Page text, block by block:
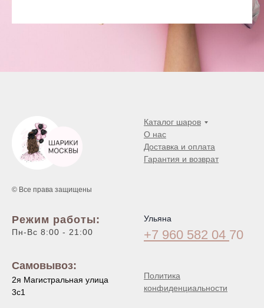
© Все права защищены
Каталог шаров
О нас
Доставка и оплата
Гарантия и возврат
Режим работы:
Пн-Вс 8:00 - 21:00
Самовывоз:
2я Магистральная улица
3с1
Ульяна
+7 960 582 04 70
Политика
конфиденциальности